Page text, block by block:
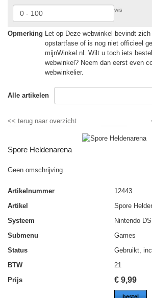
wis
Opmerking Let op Deze webwinkel bevindt
opstartfase of is nog niet officieel
mijnWinkel.nl. Wilt u toch iets
webwinkel? Neem dan eerst even
webwinkelier.
Alle artikelen
<< terug naar overzicht
Spore Heldenarena
Geen omschrijving
Artikelnummer
12443
Artikel
Spore
Systeem
Nintendo DS
Submenu
Games
Status
Gebruikt,
BTW
21
Prijs
€ 9,99
bestel